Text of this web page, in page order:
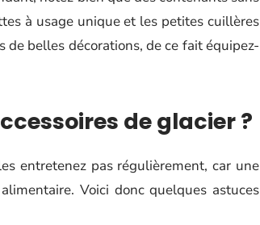
à usage unique et les petites cuillères
de belles décorations, de ce fait équipez-
de glacier ?
entretenez pas régulièrement, car une
Voici donc quelques astuces